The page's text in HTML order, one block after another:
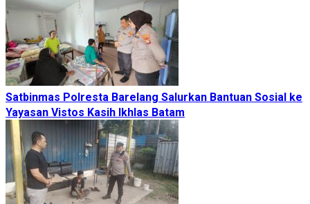
Satbinmas Polresta Barelang Salurkan Bantuan Sosial ke
Yayasan Vistos Kasih Ikhlas Batam